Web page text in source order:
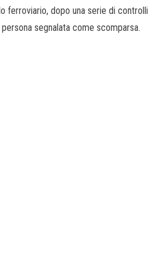
ferroviario, dopo una serie di controlli
segnalata come scomparsa.